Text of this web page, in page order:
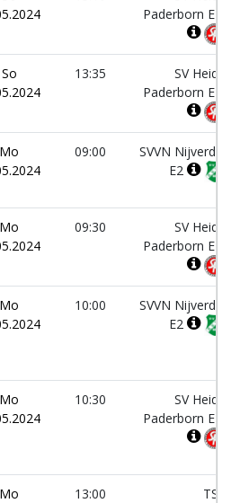
Paderborn E1
So
13:35
SV Heide
Paderborn E2
Mo
09:00
SVVN Nijverdal
E2
Mo
09:30
SV Heide
Paderborn E4
Mo
10:00
SVVN Nijverdal
E2
Mo
10:30
SV Heide
Paderborn E4
Mo
13:00
TSV